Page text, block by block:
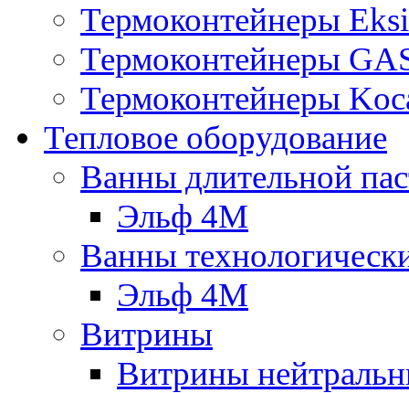
Термоконтейнеры Eksi
Термоконтейнеры
Термоконтейнеры
Тепловое оборудование
Ванны длительной
Эльф 4М
Ванны
Эльф 4М
Витрины
Витрины